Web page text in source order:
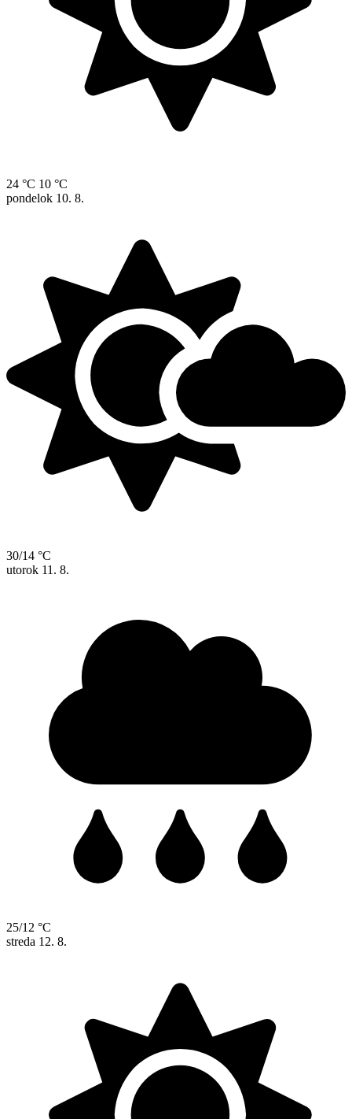
24 °C 10 °C
pondelok 10. 8.
30/14 °C
utorok 11. 8.
25/12 °C
streda 12. 8.